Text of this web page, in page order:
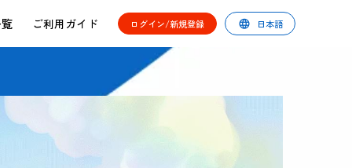
ご利用ガイド ログイン/新規登録 日本語